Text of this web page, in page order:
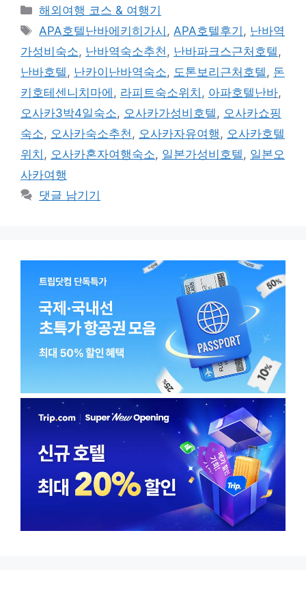
카
테
리
해외여행 코스 & 여행기
태
그
APA호텔난바에키히가시 ,APA호텔후기 , 난바역
가성비숙소, 난바역숙소추천, 난바파크스근처호텔,
난바호텔, 난카이난바역숙소, 도톤보리근처호텔, 돈
키호테센니치마에 , 라피트숙소위치 , 아파호텔난바,
오사카3박4일숙소, 오사카가성비호텔, 오사카쇼핑
숙소, 오사카숙소추천, 오사카자유여행, 오사카호텔
위치 , 오사카혼자여행숙소, 일본가성비호텔, 일본오
사카여행
댓글 남기기